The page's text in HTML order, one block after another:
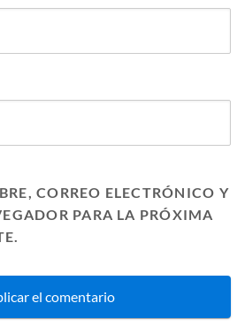
CORREO ELECTRÓNICO Y
PARA LA PRÓXIMA